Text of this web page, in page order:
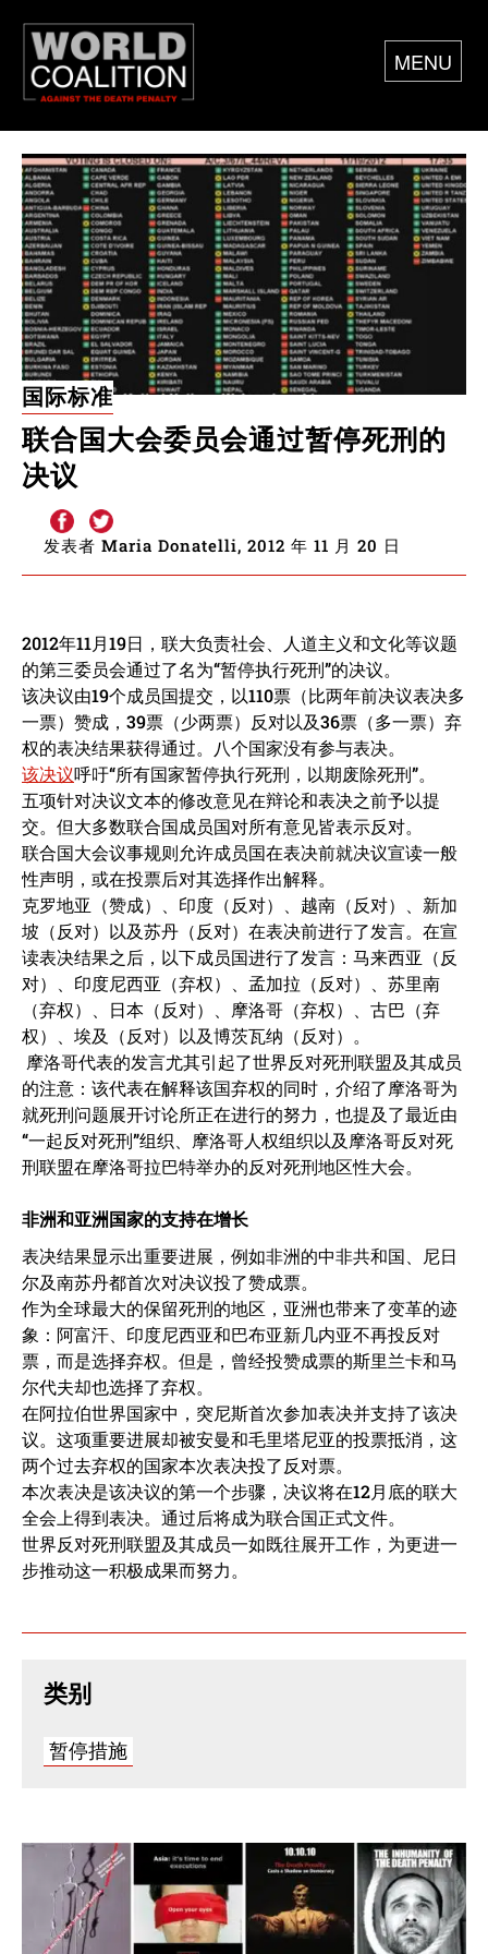
MENU
联合国大会委员会通过暂停死刑的
决议
国际标准
发表者 Maria Donatelli, 2012 年 11 月 20 日
2012年11月19日，联大负责社会、人道主义和文化等议题
的第三委员会通过了名为“暂停执行死刑”的决议。
该决议由19个成员国提交，以110票（比两年前决议表决多
一票）赞成，39票（少两票）反对以及36票（多一票）弃
权的表决结果获得通过。八个国家没有参与表决。
该决议呼吁“所有国家暂停执行死刑，以期废除死刑”。
五项针对决议文本的修改意见在辩论和表决之前予以提
交。但大多数联合国成员国对所有意见皆表示反对。
联合国大会议事规则允许成员国在表决前就决议宣读一般
性声明，或在投票后对其选择作出解释。
克罗地亚（赞成）、印度（反对）、越南（反对）、新加
坡（反对）以及苏丹（反对）在表决前进行了发言。在宣
读表决结果之后，以下成员国进行了发言：马来西亚（反
对）、印度尼西亚（弃权）、孟加拉（反对）、苏里南
（弃权）、日本（反对）、摩洛哥（弃权）、古巴（弃
权）、埃及（反对）以及博茨瓦纳（反对）。
摩洛哥代表的发言尤其引起了世界反对死刑联盟及其成员
的注意：该代表在解释该国弃权的同时，介绍了摩洛哥为
就死刑问题展开讨论所正在进行的努力，也提及了最近由
“一起反对死刑”组织、摩洛哥人权组织以及摩洛哥反对死
刑联盟在摩洛哥拉巴特举办的反对死刑地区性大会。
非洲和亚洲国家的支持在增长
表决结果显示出重要进展，例如非洲的中非共和国、尼日
尔及南苏丹都首次对决议投了赞成票。
作为全球最大的保留死刑的地区，亚洲也带来了变革的迹
象：阿富汗、印度尼西亚和巴布亚新几内亚不再投反对
票，而是选择弃权。但是，曾经投赞成票的斯里兰卡和马
尔代夫却也选择了弃权。
在阿拉伯世界国家中，突尼斯首次参加表决并支持了该决
议。这项重要进展却被安曼和毛里塔尼亚的投票抵消，这
两个过去弃权的国家本次表决投了反对票。
本次表决是该决议的第一个步骤，决议将在12月底的联大
全会上得到表决。通过后将成为联合国正式文件。
世界反对死刑联盟及其成员一如既往展开工作，为更进一
步推动这一积极成果而努力。
类别
暂停措施